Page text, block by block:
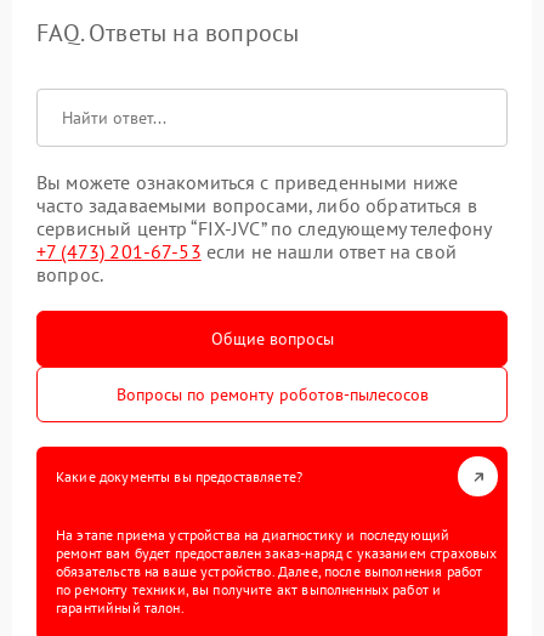
FAQ. Ответы на вопросы
Вы можете ознакомиться с приведенными ниже
часто задаваемыми вопросами, либо обратиться в
сервисный центр “FIX-JVC” по следующему телефону
+7 (473) 201-67-53 если не нашли ответ на свой
вопрос.
Общие вопросы
Вопросы по ремонту роботов-пылесосов
Какие документы вы предоставляете?
На этапе приема устройства на диагностику и последующий
ремонт вам будет предоставлен заказ-наряд с указанием страховых
обязательств на ваше устройство. Далее, после выполнения работ
по ремонту техники, вы получите акт выполненных работ и
гарантийный талон.